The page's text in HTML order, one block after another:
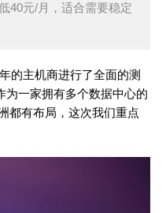
40元/月，适合需要稳定
的主机商进行了全面的测
为一家拥有多个数据中心的
都有布局，这次我们重点